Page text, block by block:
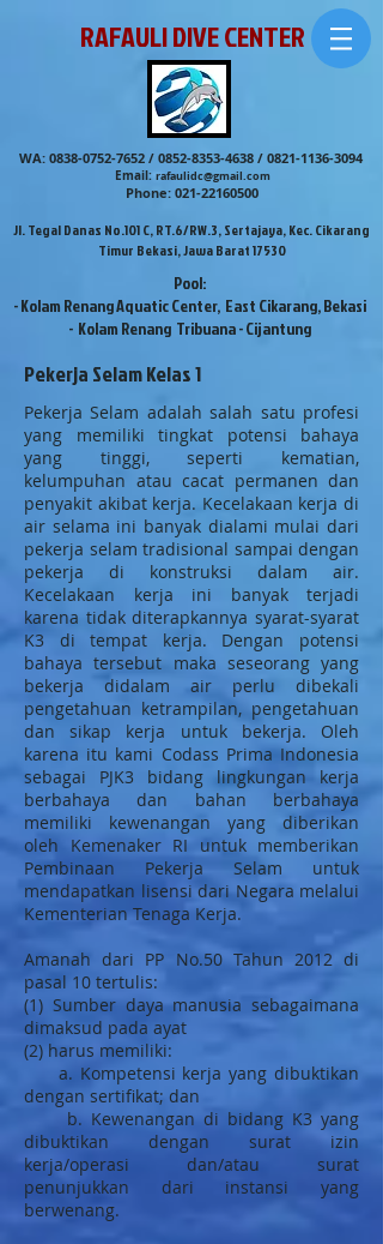
RAFAULI DIVE CENTER
WA: 0838-0752-7652/ 0852-8353-4638/ 0821-1136-3094
Email: rafaulidc@gmail.com
Phone: 021-22160500
Jl. Tegal Danas No.101 C, RT.6/RW.3, Sertajaya, Kec. Cikarang
Timur Bekasi, Jawa Barat 17530
Pool:
- Kolam Renang Aquatic Center, East Cikarang, Bekasi
- Kolam Renang Tribuana - Cijantung
Pekerja Selam Kelas 1
Pekerja Selam adalah salah satu profesi
yang memiliki tingkat potensi bahaya
yang tinggi, seperti kematian,
kelumpuhan atau cacat permanen dan
penyakit akibat kerja. Kecelakaan kerja di
air selama ini banyak dialami mulai dari
pekerja selam tradisional sampai dengan
pekerja di konstruksi dalam air.
Kecelakaan kerja ini banyak terjadi
karena tidak diterapkannya syarat-syarat
K3 di tempat kerja. Dengan potensi
bahaya tersebut maka seseorang yang
bekerja didalam air perlu dibekali
pengetahuan ketrampilan, pengetahuan
dan sikap kerja untuk bekerja. Oleh
karena itu kami Codass Prima Indonesia
sebagai PJK3 bidang lingkungan kerja
berbahaya dan bahan berbahaya
memiliki kewenangan yang diberikan
oleh Kemenaker RI untuk memberikan
Pembinaan Pekerja Selam untuk
mendapatkan lisensi dari Negara melalui
Kementerian Tenaga Kerja.
Amanah dari PP No.50 Tahun 2012 di
pasal 10 tertulis:
(1) Sumber daya manusia sebagaimana
dimaksud pada ayat
(2) harus memiliki:
a. Kompetensi kerja yang dibuktikan
dengan sertifikat; dan
b. Kewenangan di bidang K3 yang
dibuktikan dengan surat izin
kerja/operasi dan/atau surat
penunjukkan dari instansi yang
berwenang.